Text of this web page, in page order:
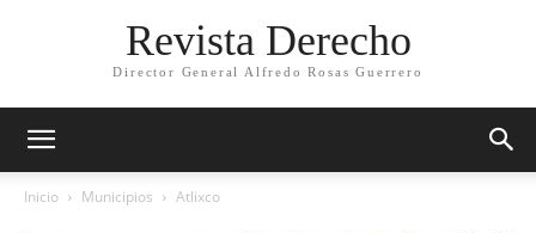
Revista Derecho
Director General Alfredo Rosas Guerrero
Inicio Municipios Atlixco